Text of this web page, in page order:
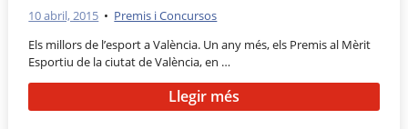
10 abril, 2015 • Premis i Concursos
Els millors de l’esport a València. Un any més, els Premis al Mèrit
Esportiu de la ciutat de València, en …
Llegir més